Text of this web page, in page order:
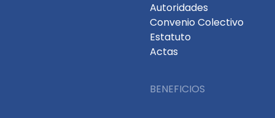
Autoridades
Convenio Colectivo
Estatuto
Actas
BENEFICIOS